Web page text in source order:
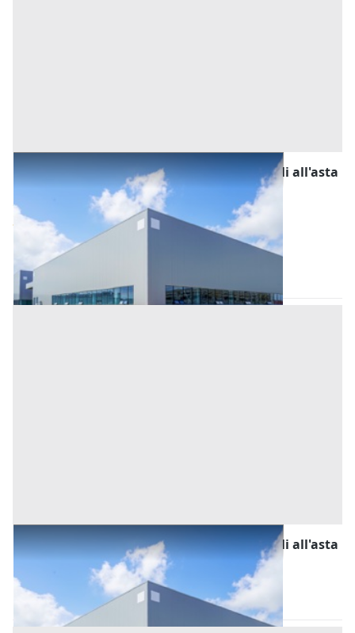
Fabbricati Costruiti per Esigenze Industriali all'asta
a Oristano
Siamaggiore
Offerta minima
233.718,75 € 311.625 €
Codice asta:
Asta chiusa
Fabbricati Costruiti per Esigenze Industriali all'asta
a Siamaggiore
Siamaggiore (Oristano)
Asta chiusa